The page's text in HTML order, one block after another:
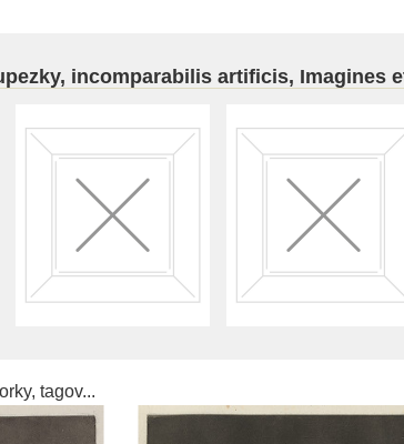
incomparabilis artificis, Imagines
tagov...